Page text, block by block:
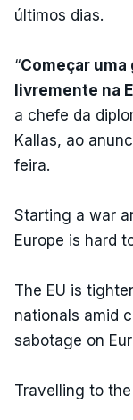
últimos dias.
“Começar
livremente na
a chefe da
Kallas, ao
feira.
Starting a war
Europe is hard
The EU is
nationals amid
sabotage on
Travelling to